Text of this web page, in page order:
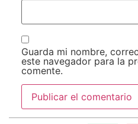
Guarda mi nombre,
este navegador para la
comente.